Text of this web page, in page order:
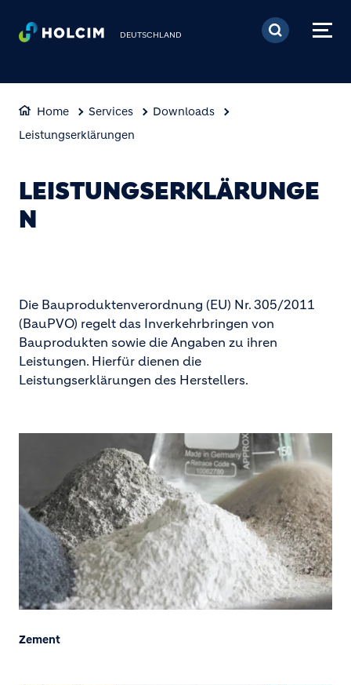
Direkt zum Inhalt
DEUTSCHLAND
Home Services
Downloads
Leistungserklärungen
LEISTUNGSERKLÄRUNGE
N
Die Bauproduktenverordnung (EU) Nr. 305/2011
(BauPVO) regelt das Inverkehrbringen von
Bauprodukten sowie die Angaben zu ihren
Leistungen. Hierfür dienen die
Leistungserklärungen des Herstellers.
Zement